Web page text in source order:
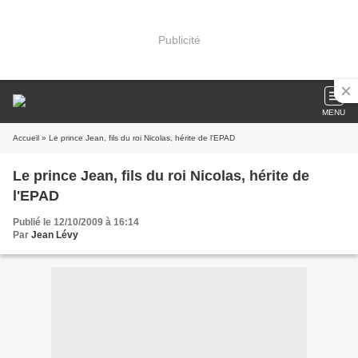
Publicité
MENU
Accueil » Le prince Jean, fils du roi Nicolas, hérite de l'EPAD
Le prince Jean, fils du roi Nicolas, hérite de
l'EPAD
Publié le 12/10/2009 à 16:14
Par Jean Lévy